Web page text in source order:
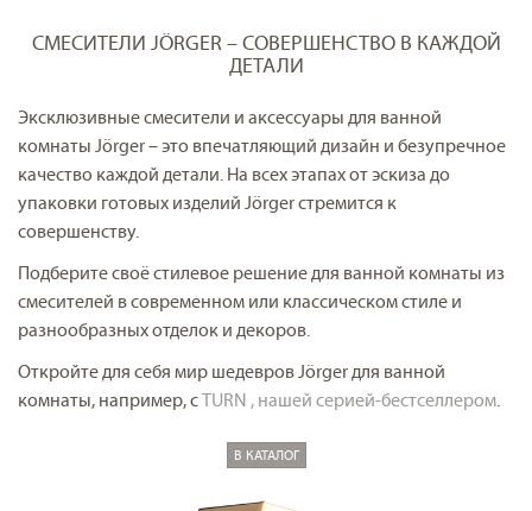
СМЕСИТЕЛИ JÖRGER – СОВЕРШЕНСТВО В КАЖДОЙ
ДЕТАЛИ
Эксклюзивные смесители и аксессуары для ванной
комнаты Jörger – это впечатляющий дизайн и безупречное
качество каждой детали. На всех этапах от эскиза до
упаковки готовых изделий Jörger стремится к
совершенству.
Подберите своё стилевое решение для ванной комнаты из
смесителей в современном или классическом стиле и
разнообразных отделок и декоров.
Откройте для себя мир шедевров Jörger для ванной
комнаты, например, сTURN , нашей серией-бестселлером.
В КАТАЛОГ